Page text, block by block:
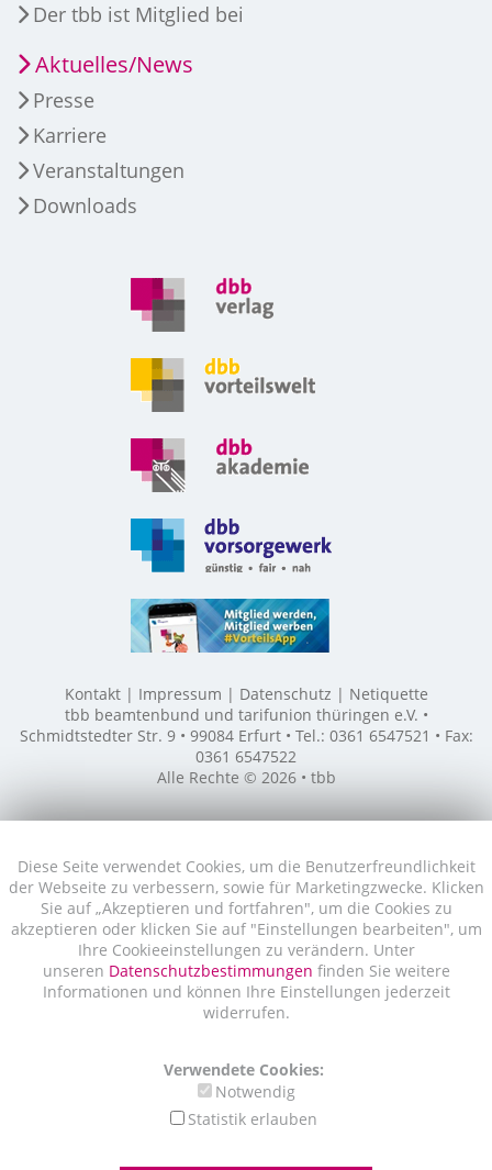
Diese Seite verwendet Cookies, um die Benutzerfreundlichkeit
der Webseite zu verbessern, sowie für Marketingzwecke. Klicken
Sie auf „Akzeptieren und fortfahren", um die Cookies zu
akzeptieren oder klicken Sie auf "Einstellungen bearbeiten", um
Ihre Cookieeinstellungen zu verändern. Unter
unseren Datenschutzbestimmungen finden Sie weitere
Informationen und können Ihre Einstellungen jederzeit
widerrufen.
Verwendete Cookies:
Notwendig
Statistik erlauben
Der tbb ist Mitglied bei
Aktuelles/News
Presse
Karriere
Veranstaltungen
Downloads
Kontakt Impressum Datenschutz
Netiquette
tbb beamtenbund und tarifunion thüringen e.V. •
Schmidtstedter Str. 9 • 99084 Erfurt • Tel.: 0361 6547521 • Fax:
0361 6547522
Alle Rechte © 2026 • tbb